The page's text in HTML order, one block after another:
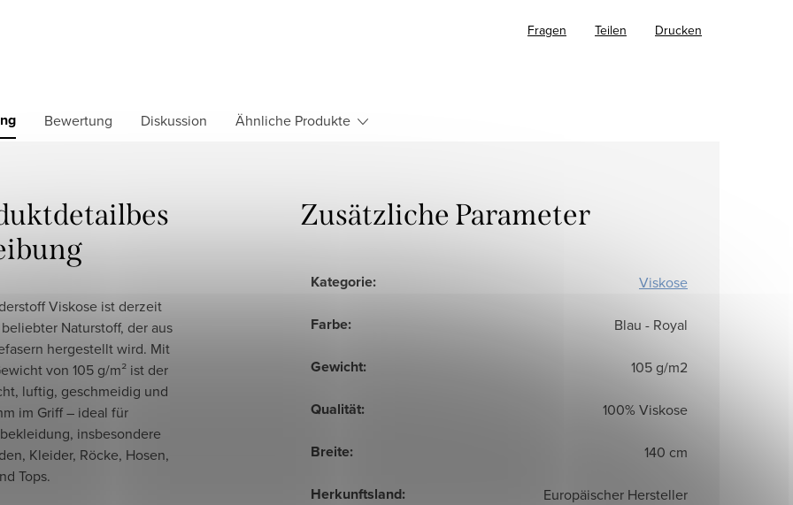
Drucken
Fragen Teilen
Bewertung Diskussion Ähnliche Produkte
Viskose ist derzeit
Naturstoff, der aus
hergestellt wird. Mit
von 105 g/m² ist der
luftig, geschmeidig und
im Griff – ideal für
insbesondere
Kleider, Röcke, Hosen,
Tops.
Zusätzliche Parameter
Kategorie: Viskose
Farbe: Blau - Royal
Gewicht: 105 g/m2
Qualität: 100% Viskose
Breite: 140 cm
Herkunftsland: Europäischer Hersteller